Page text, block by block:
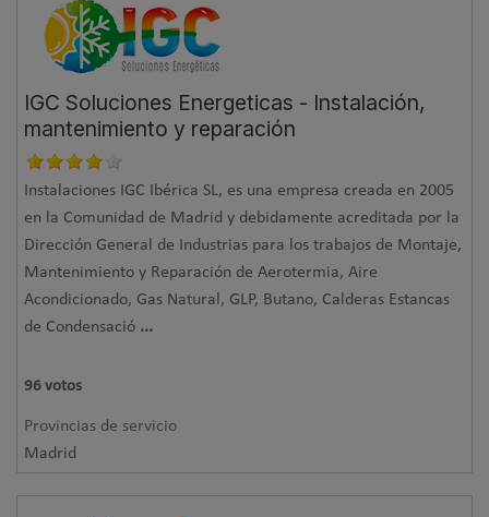
IGC Soluciones Energeticas - Instalación,
mantenimiento y reparación
Instalaciones IGC Ibérica SL, es una empresa creada en 2005
en la Comunidad de Madrid y debidamente acreditada por la
Dirección General de Industrias para los trabajos de Montaje,
Mantenimiento y Reparación de Aerotermia, Aire
Acondicionado, Gas Natural, GLP, Butano, Calderas Estancas
de Condensació ...
96 votos
Provincias de servicio
Madrid